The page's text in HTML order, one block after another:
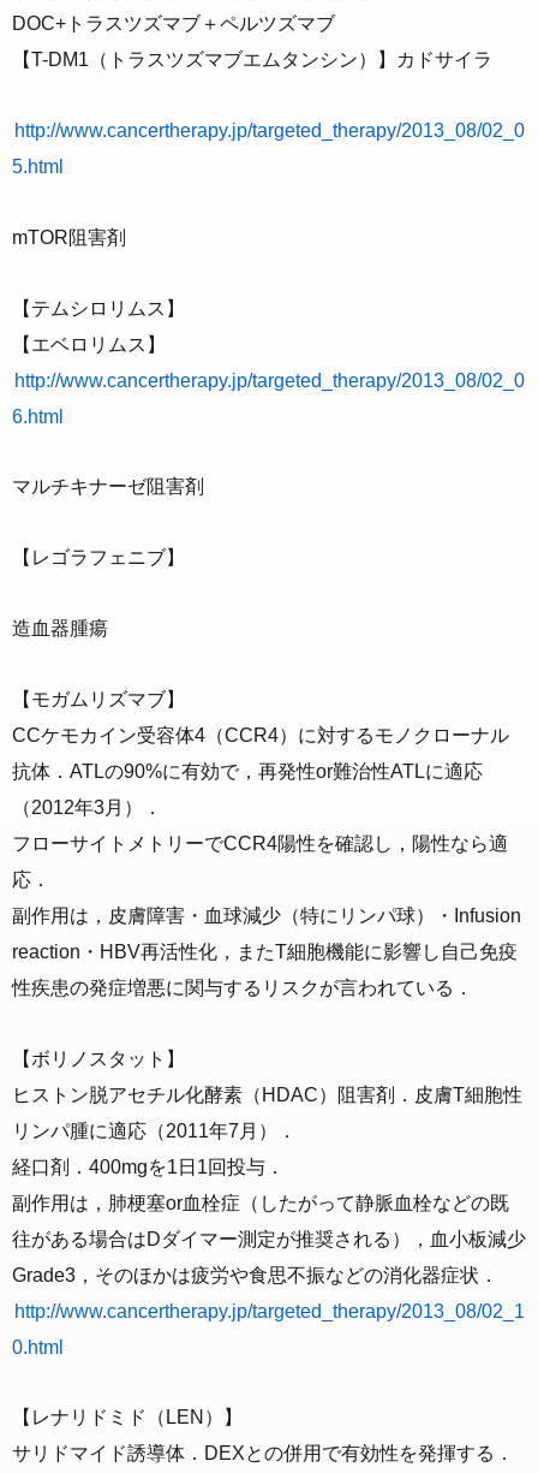
DOC+トラスツズマブ＋ペルツズマブ
【T-DM1（トラスツズマブエムタンシン）】カドサイラ
http://www.cancertherapy.jp/targeted_therapy/2013_08/02_0
5.html
mTOR阻害剤
【テムシロリムス】
【エベロリムス】
http://www.cancertherapy.jp/targeted_therapy/2013_08/02_0
6.html
マルチキナーゼ阻害剤
【レゴラフェニブ】
造血器腫瘍
【モガムリズマブ】
CCケモカイン受容体4（CCR4）に対するモノクローナル
抗体．ATLの90%に有効で，再発性or難治性ATLに適応
（2012年3月）．
フローサイトメトリーでCCR4陽性を確認し，陽性なら適
応．
副作用は，皮膚障害・血球減少（特にリンパ球）・Infusion
reaction・HBV再活性化，またT細胞機能に影響し自己免疫
性疾患の発症増悪に関与するリスクが言われている．
【ボリノスタット】
ヒストン脱アセチル化酵素（HDAC）阻害剤．皮膚T細胞性
リンパ腫に適応（2011年7月）．
経口剤．400mgを1日1回投与．
副作用は，肺梗塞or血栓症（したがって静脈血栓などの既
往がある場合はDダイマー測定が推奨される），血小板減少
Grade3，そのほかは疲労や食思不振などの消化器症状．
http://www.cancertherapy.jp/targeted_therapy/2013_08/02_1
0.html
【レナリドミド（LEN）】
サリドマイド誘導体．DEXとの併用で有効性を発揮する．